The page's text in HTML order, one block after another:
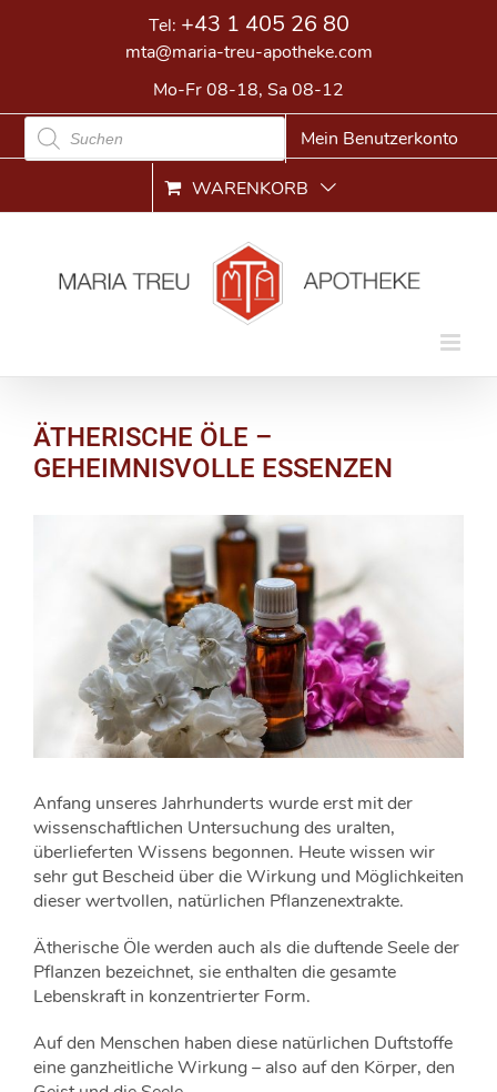
Tel: +43 1 405 26 80
mta@maria-treu-apotheke.com
Mo-Fr 08-18, Sa 08-12
Products
search Mein Benutzerkonto
WARENKORB
ÄTHERISCHE ÖLE –
GEHEIMNISVOLLE ESSENZEN
Anfang unseres Jahrhunderts wurde erst mit der
wissenschaftlichen Untersuchung des uralten,
überlieferten Wissens begonnen. Heute wissen wir
sehr gut Bescheid über die Wirkung und Möglichkeiten
dieser wertvollen, natürlichen Pflanzenextrakte.
Ätherische Öle werden auch als die duftende Seele der
Pflanzen bezeichnet, sie enthalten die gesamte
Lebenskraft in konzentrierter Form.
Auf den Menschen haben diese natürlichen Duftstoffe
eine ganzheitliche Wirkung – also auf den Körper, den